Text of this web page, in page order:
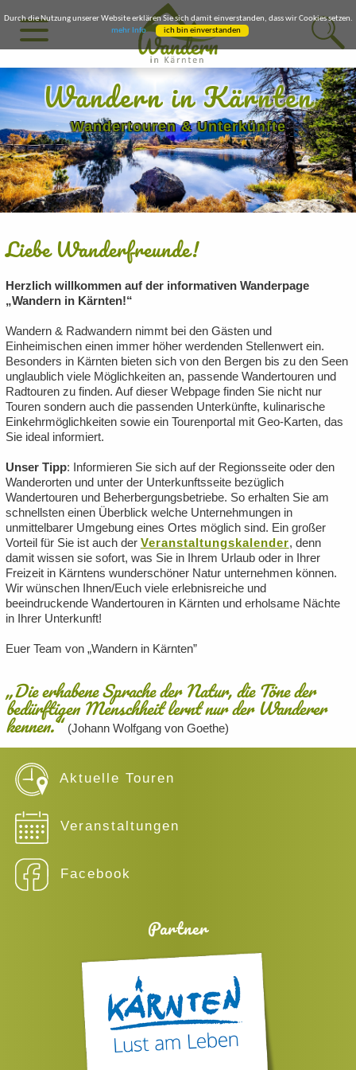
Durch die Nutzung unserer Website erklären Sie sich damit einverstanden, dass wir Cookies setzen.
mehr Info
ich bin einverstanden
Wandern in Kärnten
Wandertouren & Unterkünfte
Liebe Wanderfreunde!
Herzlich willkommen auf der informativen Wanderpage
„Wandern in Kärnten!“
Wandern & Radwandern nimmt bei den Gästen und
Einheimischen einen immer höher werdenden Stellenwert ein.
Besonders in Kärnten bieten sich von den Bergen bis zu den Seen
unglaublich viele Möglichkeiten an, passende Wandertouren und
Radtouren zu finden. Auf dieser Webpage finden Sie nicht nur
Touren sondern auch die passenden Unterkünfte, kulinarische
Einkehrmöglichkeiten sowie ein Tourenportal mit Geo-Karten, das
Sie ideal informiert.
Unser Tipp: Informieren Sie sich auf der Regionsseite oder den
Wanderorten und unter der Unterkunftsseite bezüglich
Wandertouren und Beherbergungsbetriebe. So erhalten Sie am
schnellsten einen Überblick welche Unternehmungen in
unmittelbarer Umgebung eines Ortes möglich sind. Ein großer
Vorteil für Sie ist auch der Veranstaltungskalender, denn
damit wissen sie sofort, was Sie in Ihrem Urlaub oder in Ihrer
Freizeit in Kärntens wunderschöner Natur unternehmen können.
Wir wünschen Ihnen/Euch viele erlebnisreiche und
beeindruckende Wandertouren in Kärnten und erholsame Nächte
in Ihrer Unterkunft!
Euer Team von „Wandern in Kärnten”
„Die erhabene Sprache der Natur, die Töne der
bedürftigen Menschheit lernt nur der Wanderer
kennen.“ (Johann Wolfgang von Goethe)
Aktuelle Touren
Veranstaltungen
Facebook
Partner